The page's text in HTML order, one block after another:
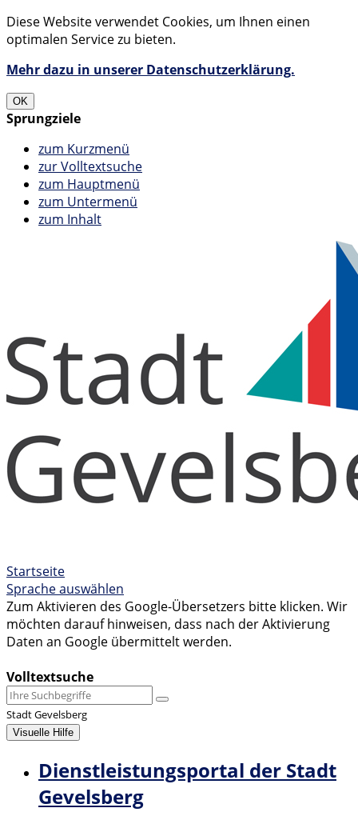
Diese Website verwendet Cookies, um Ihnen einen
optimalen Service zu bieten.
Mehr dazu in unserer Datenschutzerklärung.
OK
Sprungziele
zum Kurzmenü
zur Volltextsuche
zum Hauptmenü
zum Untermenü
zum Inhalt
Startseite
Sprache auswählen
Zum Aktivieren des Google-Übersetzers bitte klicken. Wir
möchten darauf hinweisen, dass nach der Aktivierung
Daten an Google übermittelt werden.
Volltextsuche
Stadt Gevelsberg
Visuelle Hilfe
Dienstleistungsportal der Stadt
Gevelsberg